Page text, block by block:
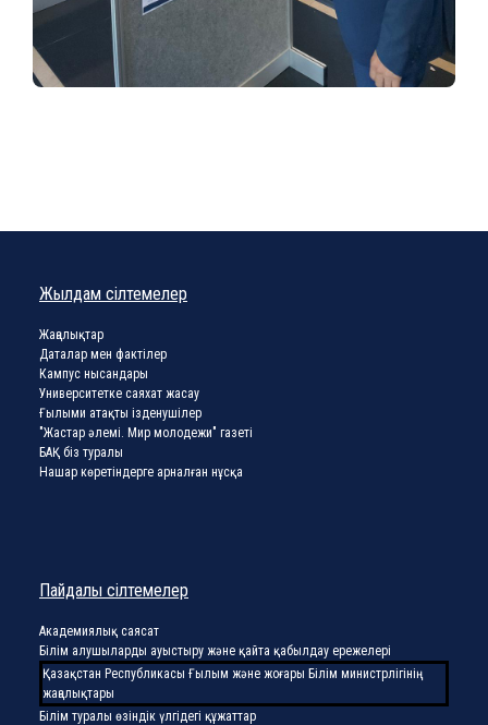
Жылдам сілтемелер
Жаңалықтар
Даталар мен фактілер
Кампус нысандары
Университетке саяхат жасау
Ғылыми атақты ізденушілер
"Жастар әлемі. Мир молодежи" газеті
БАҚ біз туралы
Нашар көретіндерге арналған нұсқа
Пайдалы сілтемелер
Академиялық саясат
Білім алушыларды ауыстыру және қайта қабылдау ережелері
Қазақстан Республикасы Ғылым және жоғары Білім министрлігінің
жаңалықтары
Білім туралы өзіндік үлгідегі құжаттар